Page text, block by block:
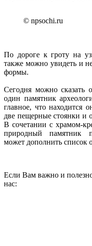
© npsochi.ru
По дороге к гроту на
также можно увидеть и
формы.
Сегодня можно сказать
один памятник
главное, что находится
две пещерные стоянки и
В сочетании с храмом-
природный памятник
может дополнить список
Если Вам важно и
нас: